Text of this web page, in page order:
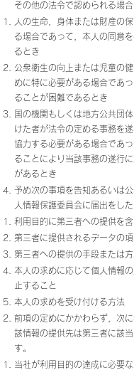
その他の法令で認められる場合
人の生命，身体または財産の
る場合であって，本人の同意
るとき
公衆衛生の向上または児童の
めに特に必要がある場合であ
ることが困難であるとき
国の機関もしくは地方公共団
けた者が法令の定める事務を
協力する必要がある場合であ
ることにより当該事務の遂行
があるとき
予め次の事項を告知あるいは
人情報保護委員会に届出をし
利用目的に第三者への提供を含
第三者に提供されるデータの項
第三者への提供の手段または
本人の求めに応じて個人情報
止すること
本人の求めを受け付ける方法
前項の定めにかかわらず，次
該情報の提供先は第三者に該
す。
当社が利用目的の達成に必要